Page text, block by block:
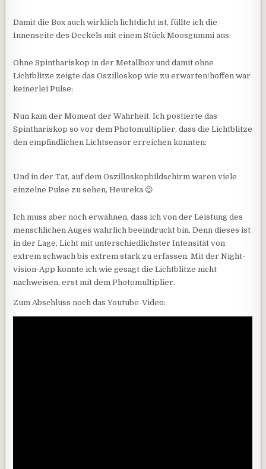
Damit die Box auch wirklich lichtdicht ist, füllte ich die
Innenseite des Deckels mit einem Stück Moosgummi aus:
Ohne Spinthariskop in der Metallbox und damit ohne
Lichtblitze zeigte das Oszilloskop wie zu erwarten/hoffen war
keinerlei Pulse:
Nun kam der Moment der Wahrheit. Ich postierte das
Spinthariskop so vor dem Photomultiplier, dass die Lichtblitze
den empfindlichen Lichtsensor erreichen konnten:
Und in der Tat, auf dem Oszilloskopbildschirm waren viele
einzelne Pulse zu sehen, Heureka 😉
Ich muss aber noch erwähnen, dass ich von der Leistung des
menschlichen Auges wahrlich beeindruckt bin. Denn dieses ist
in der Lage, Licht mit unterschiedlichster Intensität von
extrem schwach bis extrem stark zu erfassen. Mit der Night-
vision-App konnte ich wie gesagt die Lichtblitze nicht
nachweisen, erst mit dem Photomultiplier.
Zum Abschluss noch das Youtube-Video: